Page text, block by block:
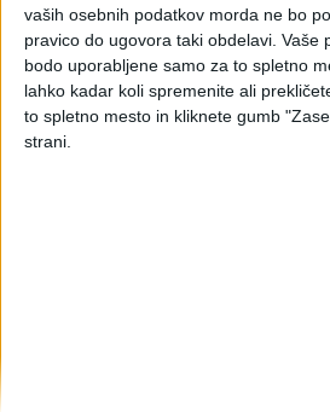
vaših osebnih podatkov morda ne bo
pravico do ugovora taki obdelavi. Vaše
bodo uporabljene samo za to spletno
lahko kadar koli spremenite ali
to spletno mesto in kliknete gumb
strani.
Davčna uprava je objavila
primeru, da so poplave uničile
Zaradi verodostojnosti je primerno,
nastale škode oziroma poplavljene
nepristranska tretja oseba in ne